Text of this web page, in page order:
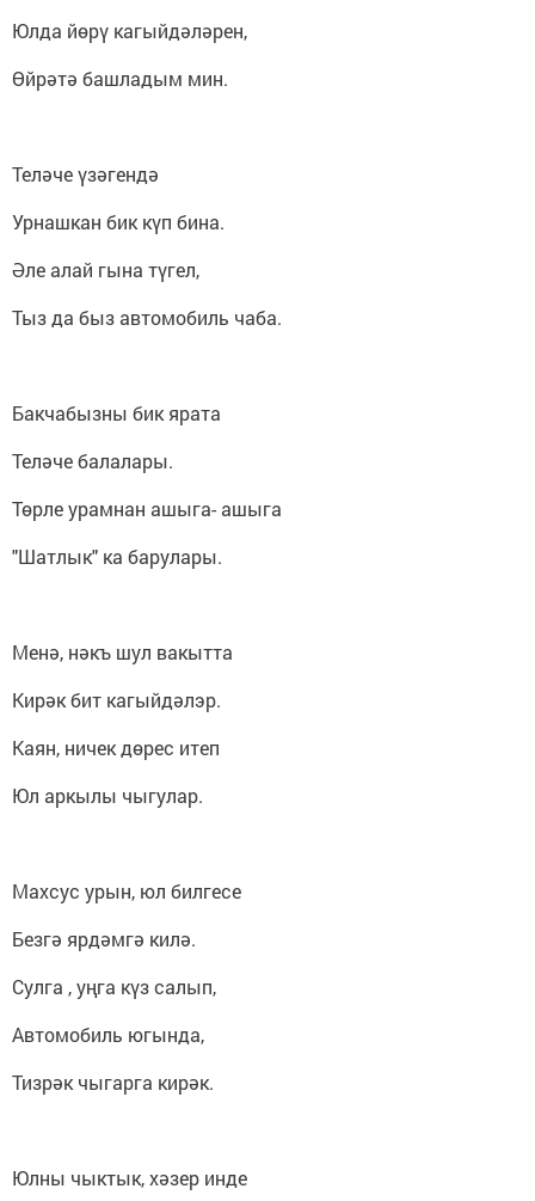
Юлда йөрү кагыйдәләрен,
Өйрәтә башладым мин.
Теләче үзәгендә
Урнашкан бик күп бина.
Әле алай гына түгел,
Тыз да быз автомобиль чаба.
Бакчабызны бик ярата
Теләче балалары.
Төрле урамнан ашыга- ашыга
"Шатлык" ка барулары.
Менә, нәкъ шул вакытта
Кирәк бит кагыйдәлэр.
Каян, ничек дөрес итеп
Юл аркылы чыгулар.
Махсус урын, юл билгесе
Безгә ярдәмгә килә.
Сулга , уңга күз салып,
Автомобиль югында,
Тизрәк чыгарга кирәк.
Юлны чыктык, хәзер инде